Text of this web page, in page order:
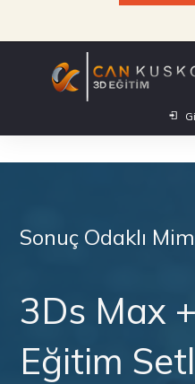
Sonuç Odaklı
3Ds Max
Eğitim